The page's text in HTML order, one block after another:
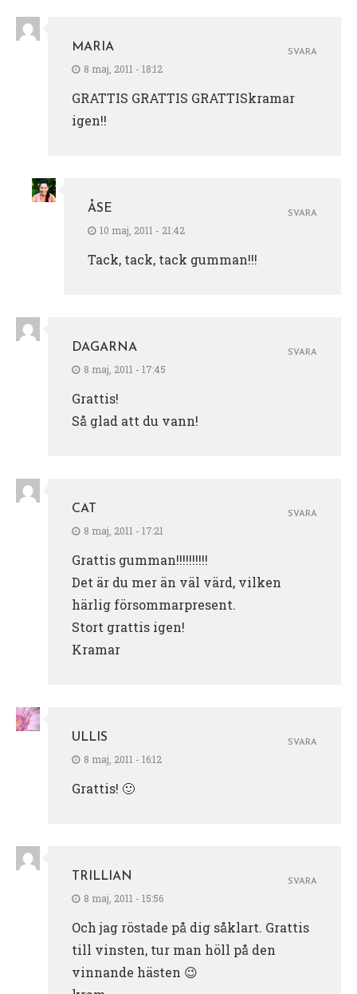
MARIA
8 maj, 2011 - 18:12
GRATTIS GRATTIS GRATTISkramar
igen!!
SVARA
ÅSE
10 maj, 2011 - 21:42
Tack, tack, tack gumman!!!
SVARA
DAGARNA
8 maj, 2011 - 17:45
Grattis!
Så glad att du vann!
SVARA
CAT
8 maj, 2011 - 17:21
Grattis gumman!!!!!!!!!!
Det är du mer än väl värd, vilken
härlig försommarpresent.
Stort grattis igen!
Kramar
SVARA
ULLIS
8 maj, 2011 - 16:12
Grattis! 🙂
SVARA
TRILLIAN
8 maj, 2011 - 15:56
Och jag röstade på dig såklart. Grattis
till vinsten, tur man höll på den
vinnande hästen 😉
SVARA